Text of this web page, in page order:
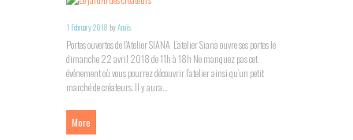
1 February 2018 byAnaïs
Portes ouvertes de l’Atelier SIANA L’atelier Siana ouvre ses portes le
dimanche 22 avril 2018 de 11h à 18h Ne manquez pas cet
événement où vous pourrez découvrir l’atelier ainsi qu’un petit
marché de créateurs. Il y aura...
More